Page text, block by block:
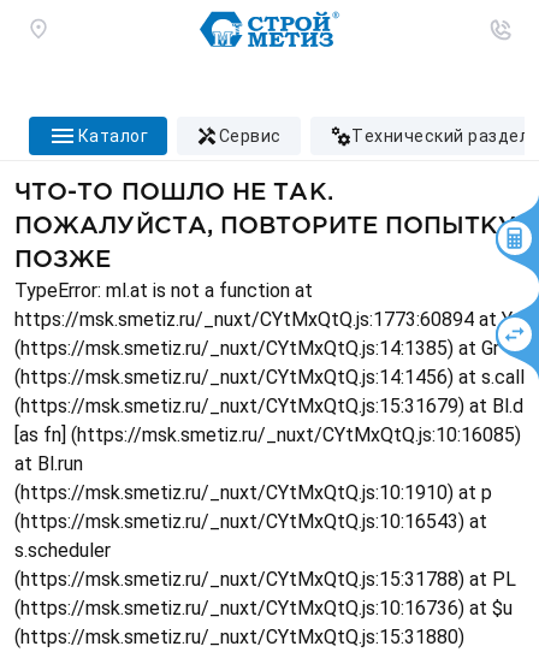
каталог сервис технический раздел
ЧТО-ТО ПОШЛО НЕ ТАК.
ПОЖАЛУЙСТА, ПОВТОРИТЕ ПОПЫТКУ
ПОЗЖЕ
TypeError: ml.at is not a function at
https://msk.smetiz.ru/_nuxt/CYtMxQtQ.js:1773:60894 at Ys
(https://msk.smetiz.ru/_nuxt/CYtMxQtQ.js:14:1385) at Gr
(https://msk.smetiz.ru/_nuxt/CYtMxQtQ.js:14:1456) at s.call
(https://msk.smetiz.ru/_nuxt/CYtMxQtQ.js:15:31679) at Bl.d
[as fn] (https://msk.smetiz.ru/_nuxt/CYtMxQtQ.js:10:16085)
at Bl.run
(https://msk.smetiz.ru/_nuxt/CYtMxQtQ.js:10:1910) at p
(https://msk.smetiz.ru/_nuxt/CYtMxQtQ.js:10:16543) at
s.scheduler
(https://msk.smetiz.ru/_nuxt/CYtMxQtQ.js:15:31788) at PL
(https://msk.smetiz.ru/_nuxt/CYtMxQtQ.js:10:16736) at $u
(https://msk.smetiz.ru/_nuxt/CYtMxQtQ.js:15:31880)